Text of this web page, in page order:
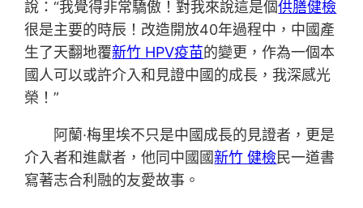
說：“我覺得非常驕傲！對我來說這是個供膳健檢
很是主要的時辰！改造開放40年過程中，中國產
生了天翻地覆新竹 HPV疫苗的變更，作為一個本
國人可以或許介入和見證中國的成長，我深感光
榮！”
阿蘭·梅里埃不只是中國成長的見證者，更是
介入者和進獻者，他同中國國新竹 健檢民一道書
寫著志合利融的友愛故事。